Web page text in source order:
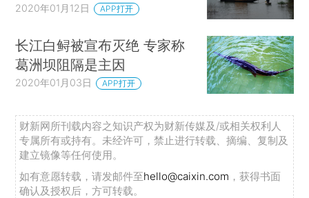
2020年01月12日 APP打开
长江白鲟被宣布灭绝 专家称
葛洲坝阻隔是主因
2020年01月03日 APP打开
财新网所刊载内容之知识产权为财新传媒及/或相关权利人
专属所有或持有。未经许可，禁止进行转载、摘编、复制及
建立镜像等任何使用。
如有意愿转载，请发邮件至hello@caixin.com ，获得书面
确认及授权后，方可转载。